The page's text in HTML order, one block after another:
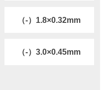
（-）1.8×0.32mm
（-）3.0×0.45mm